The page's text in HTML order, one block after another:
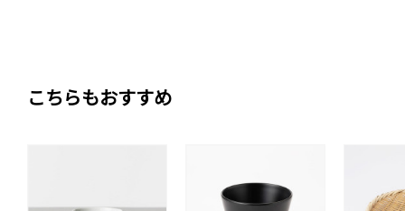
こちらもおすすめ